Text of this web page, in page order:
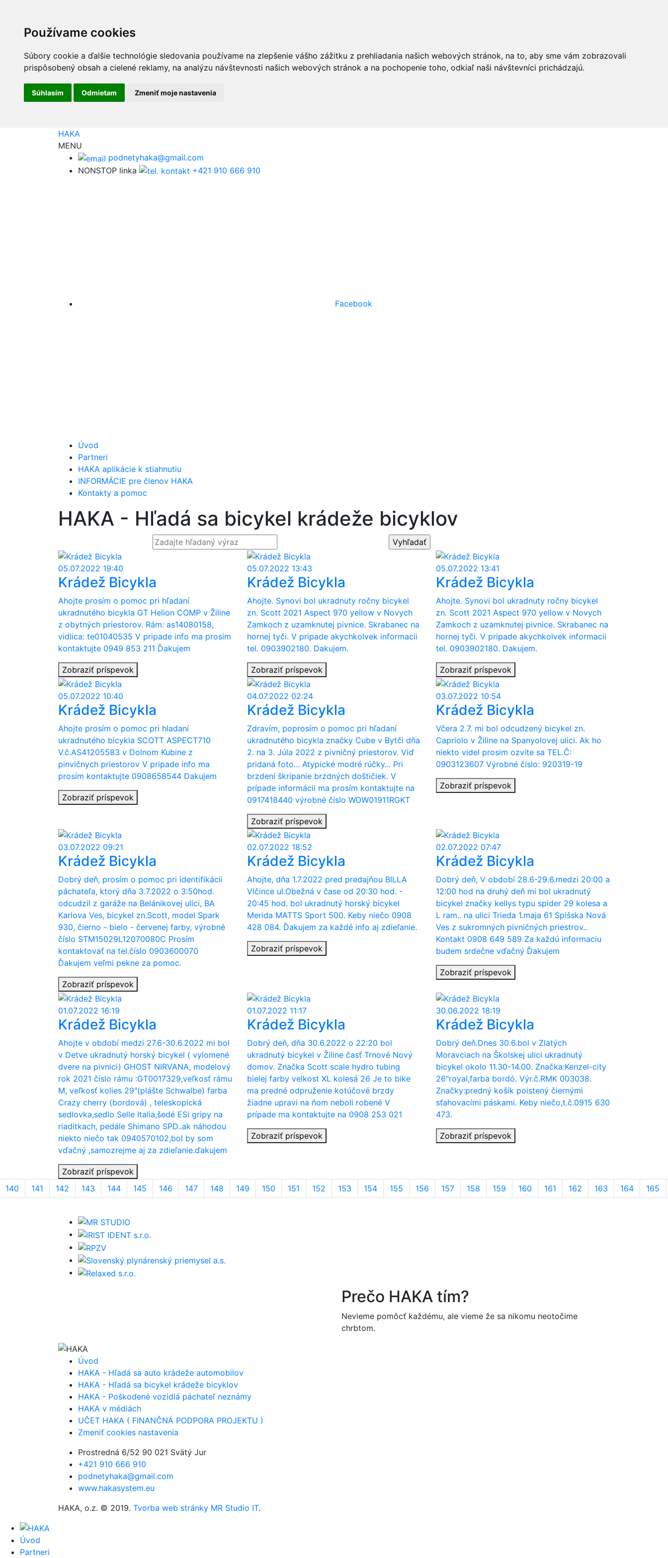
Používame cookies
Súbory cookie a ďalšie technológie sledovania používame na zlepšenie vášho zážitku z prehliadania našich webových stránok, na to, aby sme vám zobrazovali
prispôsobený obsah a cielené reklamy, na analýzu návštevnosti našich webových stránok a na pochopenie toho, odkiaľ naši návštevníci prichádzajú.
Súhlasím Odmietam Zmeniť moje nastavenia
HAKA
MENU
podnetyhaka@gmail.com
NONSTOP linka
+421 910 666 910
Facebook
Úvod
Partneri
HAKA aplikácie k stiahnutiu
INFORMÁCIE pre členov HAKA
Kontakty a pomoc
HAKA - Hľadá sa bicykel krádeže bicyklov
05.07.2022 19:40
Krádež Bicykla
Ahojte prosím o pomoc pri hľadaní
ukradnutého bicykla GT Helion COMP v Žiline
z obytných priestorov. Rám: as14080158,
vidlica: te01040535 V pripade info ma prosím
kontaktujte 0949 853 211 Ďakujem
Zobraziť príspevok
05.07.2022 13:43
Krádež Bicykla
Ahojte. Synovi bol ukradnuty ročny bicykel
zn. Scott 2021 Aspect 970 yellow v Novych
Zamkoch z uzamknutej pivnice. Skrabanec na
hornej tyči. V pripade akychkolvek informacii
tel. 0903902180. Dakujem.
Zobraziť príspevok
05.07.2022 13:41
Krádež Bicykla
Ahojte. Synovi bol ukradnuty ročny bicykel
zn. Scott 2021 Aspect 970 yellow v Novych
Zamkoch z uzamknutej pivnice. Skrabanec na
hornej tyči. V pripade akychkolvek informacii
tel. 0903902180. Dakujem.
Zobraziť príspevok
05.07.2022 10:40
Krádež Bicykla
Ahojte prosím o pomoc pri hladaní
ukradnutého bicykla SCOTT ASPECT710
V.č.AS41205583 v Dolnom Kubine z
pinvičnych priestorov V pripade info ma
prosím kontaktujte 0908658544 Dakujem
Zobraziť príspevok
04.07.2022 02:24
Krádež Bicykla
Zdravím, poprosím o pomoc pri hľadaní
ukradnutého bicykla značky Cube v Bytči dňa
2. na 3. Júla 2022 z pivničný priestorov. Viď
pridaná foto... Atypické modré rúčky... Pri
brzdení škrípanie brzdných doštičiek. V
prípade informácii ma prosím kontaktujte na
0917418440 výrobné číslo WOW01911RGKT
Zobraziť príspevok
03.07.2022 10:54
Krádež Bicykla
Včera 2.7. mi bol odcudzený bicykel zn.
Capriolo v Žiline na Spanyolovej ulici. Ak ho
niekto videl prosim ozvite sa TEL.Č:
0903123607 Výrobné číslo: 920319-19
Zobraziť príspevok
03.07.2022 09:21
Krádež Bicykla
Dobrý deň, prosím o pomoc pri identifikácii
páchateľa, ktorý dňa 3.7.2022 o 3:50hod.
odcudzil z garáže na Belánikovej ulici, BA
Karlova Ves, bicykel zn.Scott, model Spark
930, čierno - bielo - červenej farby, výrobné
číslo STM15029L12070080C Prosím
kontaktovať na tel.číslo 0903600070
Ďakujem veľmi pekne za pomoc.
Zobraziť príspevok
02.07.2022 18:52
Krádež Bicykla
Ahojte, dňa 1.7.2022 pred predajňou BILLA
Vlčince ul.Obežná v čase od 20:30 hod. -
20:45 hod. bol ukradnutý horský bicykel
Merida MATTS Sport 500. Keby niečo 0908
428 084. Ďakujem za každé info aj zdieľanie.
Zobraziť príspevok
02.07.2022 07:47
Krádež Bicykla
Dobrý deň, V období 28.6-29.6.medzi 20:00 a
12:00 hod na druhý deň mi bol ukradnutý
bicykel značky kellys typu spider 29 kolesa a
L ram.. na ulici Trieda 1.maja 61 Spišska Nová
Ves z sukromných pivničných priestrov..
Kontakt 0908 649 589 Za každú informaciu
budem srdečne vďačný Ďakujem
Zobraziť príspevok
01.07.2022 16:19
Krádež Bicykla
Ahojte v období medzi 27.6-30.6.2022 mi bol
v Detve ukradnutý horský bicykel ( vylomené
dvere na pivnici) GHOST NIRVANA, modelový
rok 2021 číslo rámu :GT0017329,veľkosť rámu
M, veľkosť kolies 29"(plášte Schwalbe) farba
Crazy cherry (bordová) , teleskopická
sedlovka,sedlo Selle Italia,šedé ESi gripy na
riaditkach, pedále Shimano SPD..ak náhodou
niekto niečo tak 0940570102,bol by som
vďačný ,samozrejme aj za zdieľanie.ďakujem
Zobraziť príspevok
01.07.2022 11:17
Krádež Bicykla
Dobrý deň, dňa 30.6.2022 o 22:20 bol
ukradnutý bicykel v Žiline časť Trnové Nový
domov. Značka Scott scale hydro tubing
bielej farby velkost XL kolesá 26 Je to bike
ma predné odpruženie kotúčové brzdy
žiadne upravi na ňom neboli robené V
prípade ma kontaktujte na 0908 253 021
Zobraziť príspevok
30.06.2022 18:19
Krádež Bicykla
Dobrý deň.Dnes 30.6.bol v Zlatých
Moravciach na Školskej ulici ukradnutý
bicykel okolo 11.30-14.00. Značka:Kenzel-city
26"royal,farba bordó. Výr.č.RMK 003038.
Značky:predný košík poistený čiernými
sťahovacími páskami. Keby niečo,t.č.0915 630
473.
Zobraziť príspevok
140 141 142 143 144 145 146 147 148 149 150 151 152 153 154 155 156 157 158 159 160 161 162 163 164 165
Prečo HAKA tím?
Nevieme pomôcť každému, ale vieme že sa nikomu neotočime
chrbtom.
Úvod
HAKA - Hľadá sa auto krádeže automobilov
HAKA - Hľadá sa bicykel krádeže bicyklov
HAKA - Poškodené vozidlá páchateľ neznámy
HAKA v médiách
UČET HAKA ( FINANČNÁ PODPORA PROJEKTU )
Zmeniť cookies nastavenia
Prostredná 6/52 90 021 Svätý Jur
+421 910 666 910
podnetyhaka@gmail.com
www.hakasystem.eu
HAKA, o.z. © 2019. Tvorba web stránky MR Studio IT.
Úvod
Partneri